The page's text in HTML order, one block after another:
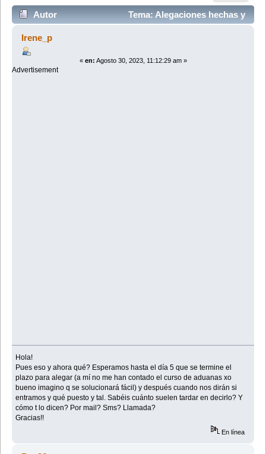
Autor
Tema: Alegaciones hechas y
ahora qué? (Leído 3575 veces)
Irene_p
« en: Agosto 30, 2023, 11:12:29 am »
Advertisement
Hola!
Pues eso y ahora qué? Esperamos hasta el día 5 que se termine el
plazo para alegar (a mí no me han contado el curso de aduanas xo
bueno imagino q se solucionará fácil) y después cuando nos dirán si
entramos y qué puesto y tal. Sabéis cuánto suelen tardar en decirlo? Y
cómo t lo dicen? Por mail? Sms? Llamada?
Gracias!!
En línea